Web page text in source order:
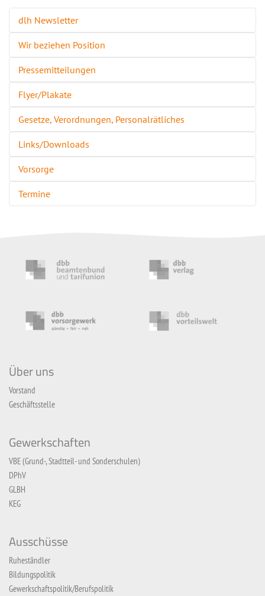
dlh Newsletter
Wir beziehen Position
Pressemitteilungen
Flyer/Plakate
Gesetze, Verordnungen, Personalrätliches
Links/Downloads
Vorsorge
Termine
Über uns
Vorstand
Geschäftsstelle
Gewerkschaften
VBE (Grund-, Stadtteil- und Sonderschulen)
DPhV
GLBH
KEG
Ausschüsse
Ruheständler
Bildungspolitik
Gewerkschaftspolitik/Berufspolitik